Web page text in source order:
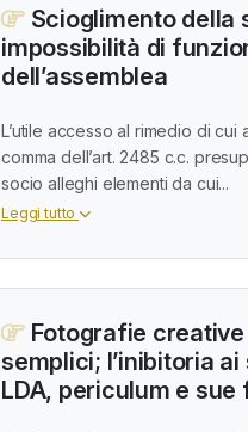
Scioglimento della
impossibilità di
dell’assemblea
L’utile accesso al rimedio di cui
comma dell’art. 2485 c.c.
socio alleghi elementi da cui...
Leggi tutto
Fotografie creative
semplici; l’inibitoria ai
LDA, periculum e sue